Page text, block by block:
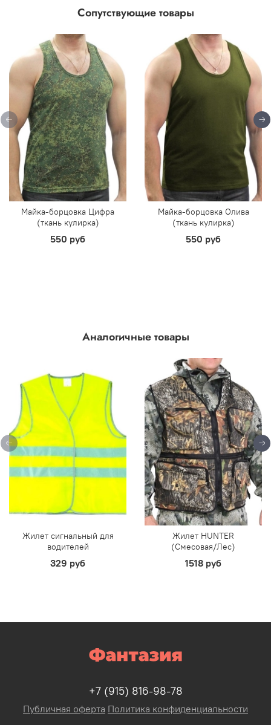
Сопутствующие товары
Майка-борцовка Цифра
(ткань кулирка)
550 руб
Майка-борцовка Олива
(ткань кулирка)
550 руб
Аналогичные товары
Жилет сигнальный для
водителей
329 руб
Жилет HUNTER
(Смесовая/Лес)
1518 руб
+7 (915) 816-98-78
Публичная оферта Политика конфиденциальности